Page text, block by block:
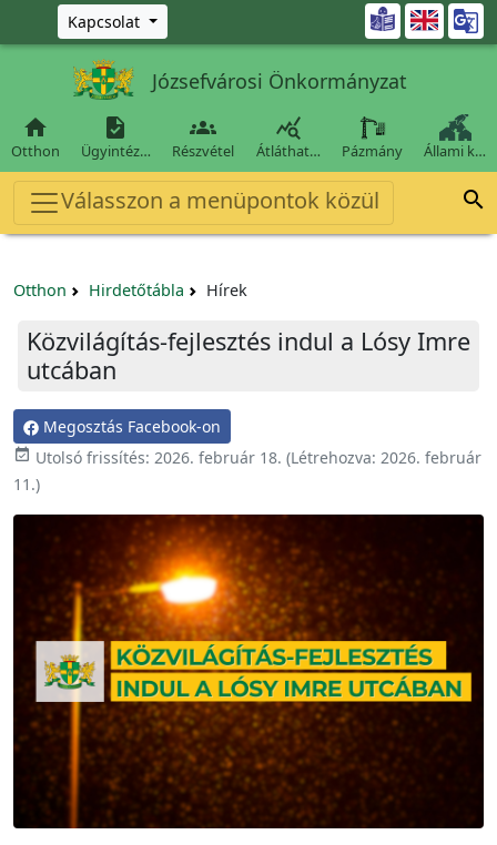
Ugrás a fő tartalomra
Kapcsolat 
Józsefvárosi Önkormányzat

Otthon

Ügyintéz…

Részvétel

Átláthat… Pázmány Állami k…
Válasszon a menüpontok közül 
Otthon Hirdetőtábla Hírek
Közvilágítás-fejlesztés indul a Lósy Imre
utcában
Megosztás Facebook-on
 Utolsó frissítés: 2026. február 18. (Létrehozva: 2026. február
11.)